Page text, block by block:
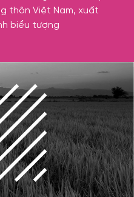
thôn Việt Nam, xuất
biểu tượng